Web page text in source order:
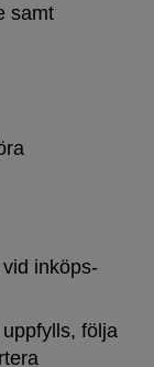
samt
inköps-
följa